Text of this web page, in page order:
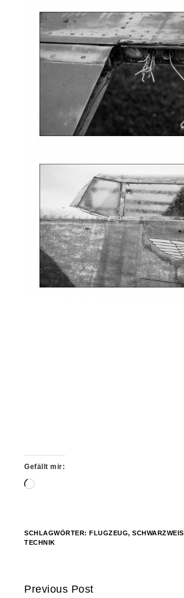
Gefällt mir:
Wird
SCHLAGWÖRTER:FLUGZEUG,SCHWARZWEISS
TECHNIK
Continue
Previous Post